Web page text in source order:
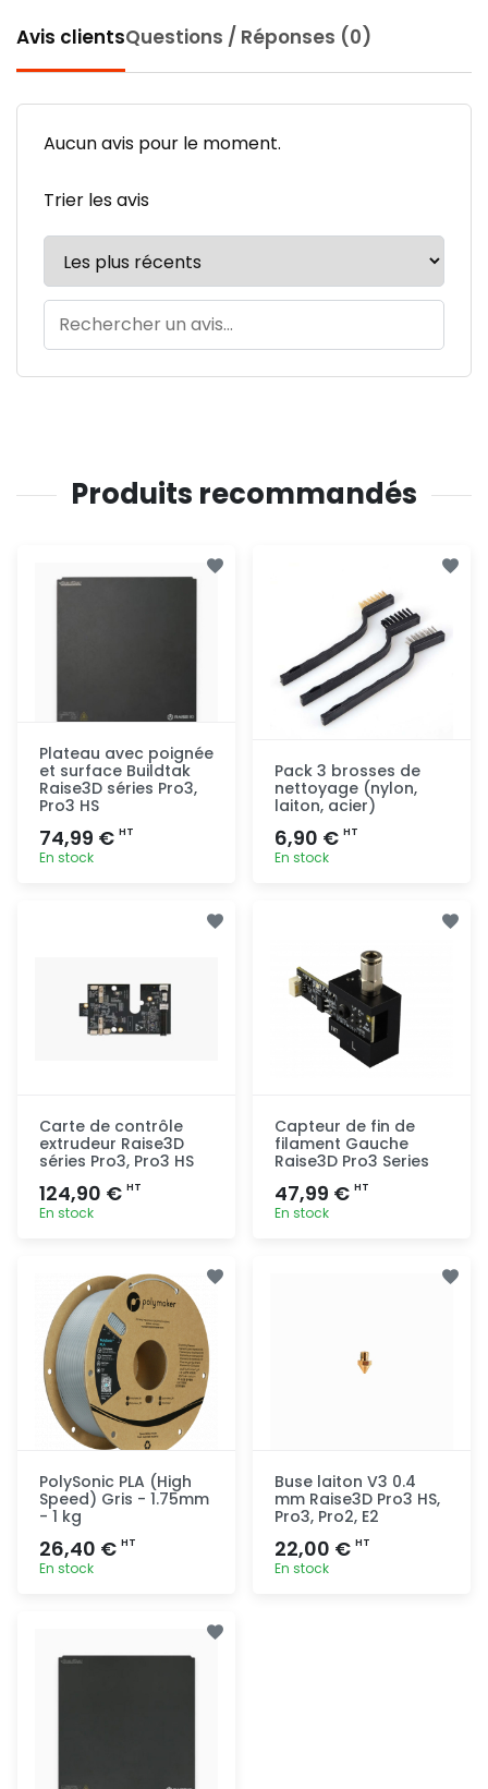
Avis clientsQuestions / Réponses (0)
Aucun avis pour le moment.
Trier les avis
Produits recommandés
Plateau avec poignée
et surface Buildtak
Raise3D séries Pro3,
Pro3 HS
74,99 € HT
En stock
Pack 3 brosses de
nettoyage (nylon,
laiton, acier)
6,90 € HT
En stock
Carte de contrôle
extrudeur Raise3D
séries Pro3, Pro3 HS
124,90 € HT
En stock
rapide
Capteur de fin de
filament Gauche
Raise3D Pro3 Series
47,99 € HT
En stock
PolySonic PLA (High
Speed) Gris - 1.75mm
- 1 kg
26,40 € HT
En stock
Buse laiton V3 0.4
mm Raise3D Pro3 HS,
Pro3, Pro2, E2
22,00 € HT
En stock